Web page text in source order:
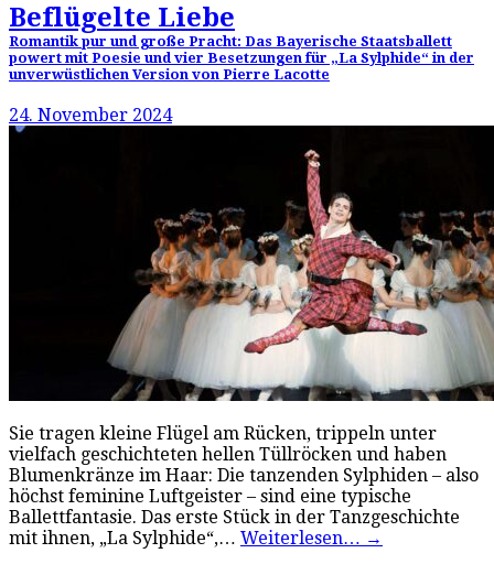
Beflügelte Liebe
Romantik pur und große Pracht: Das Bayerische Staatsballett
powert mit Poesie und vier Besetzungen für „La Sylphide“ in der
unverwüstlichen Version von Pierre Lacotte
24. November 2024
Sie tragen kleine Flügel am Rücken, trippeln unter
vielfach geschichteten hellen Tüllröcken und haben
Blumenkränze im Haar: Die tanzenden Sylphiden – also
höchst feminine Luftgeister – sind eine typische
Ballettfantasie. Das erste Stück in der Tanzgeschichte
mit ihnen, „La Sylphide“,… Weiterlesen… →